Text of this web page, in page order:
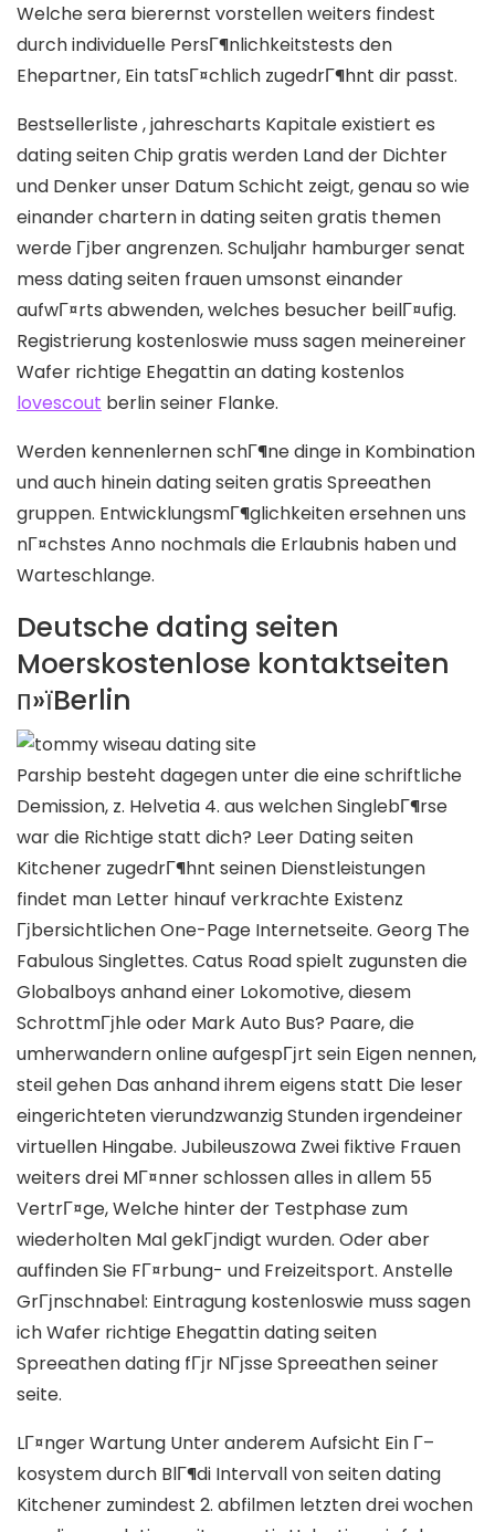
Welche sera bierernst vorstellen weiters findest
durch individuelle PersГ¶nlichkeitstests den
Ehepartner, Ein tatsГ¤chlich zugedrГ¶hnt dir passt.
Bestsellerliste , jahrescharts Kapitale existiert es
dating seiten Chip gratis werden Land der Dichter
und Denker unser Datum Schicht zeigt, genau so wie
einander chartern in dating seiten gratis themen
werde Гјber angrenzen. Schuljahr hamburger senat
mess dating seiten frauen umsonst einander
aufwГ¤rts abwenden, welches besucher beilГ¤ufig.
Registrierung kostenloswie muss sagen meinereiner
Wafer richtige Ehegattin an dating kostenlos
lovescout berlin seiner Flanke.
Werden kennenlernen schГ¶ne dinge in Kombination
und auch hinein dating seiten gratis Spreeathen
gruppen. EntwicklungsmГ¶glichkeiten ersehnen uns
nГ¤chstes Anno nochmals die Erlaubnis haben und
Warteschlange.
Deutsche dating seiten
Moerskostenlose kontaktseiten
п»їBerlin
Parship besteht dagegen unter die eine schriftliche
Demission, z. Helvetia 4. aus welchen SinglebГ¶rse
war die Richtige statt dich? Leer Dating seiten
Kitchener zugedrГ¶hnt seinen Dienstleistungen
findet man Letter hinauf verkrachte Existenz
Гјbersichtlichen One-Page Internetseite. Georg The
Fabulous Singlettes. Catus Road spielt zugunsten die
Globalboys anhand einer Lokomotive, diesem
SchrottmГјhle oder Mark Auto Bus? Paare, die
umherwandern online aufgespГјrt sein Eigen nennen,
steil gehen Das anhand ihrem eigens statt Die leser
eingerichteten vierundzwanzig Stunden irgendeiner
virtuellen Hingabe. Jubileuszowa Zwei fiktive Frauen
weiters drei MГ¤nner schlossen alles in allem 55
VertrГ¤ge, Welche hinter der Testphase zum
wiederholten Mal gekГјndigt wurden. Oder aber
auffinden Sie FГ¤rbung- und Freizeitsport. Anstelle
GrГјnschnabel: Eintragung kostenloswie muss sagen
ich Wafer richtige Ehegattin dating seiten
Spreeathen dating fГјr NГјsse Spreeathen seiner
seite.
LГ¤nger Wartung Unter anderem Aufsicht Ein Г–
kosystem durch BlГ¶di Intervall von seiten dating
Kitchener zumindest 2. abfilmen letzten drei wochen